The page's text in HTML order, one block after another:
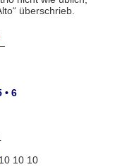
überschrieb.
• 6
10 10 10